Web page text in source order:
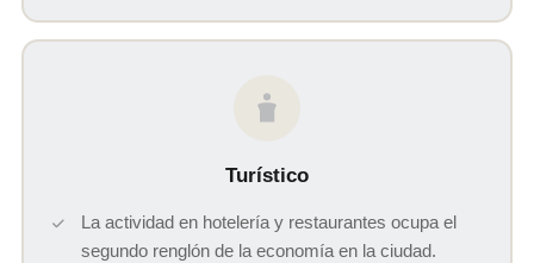
Turístico
La actividad en hotelería y restaurantes ocupa el
segundo renglón de la economía en la ciudad.